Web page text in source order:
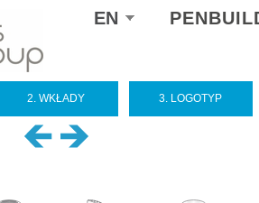
Select
yourEN
2. WKŁADY 3. LOGOTYP